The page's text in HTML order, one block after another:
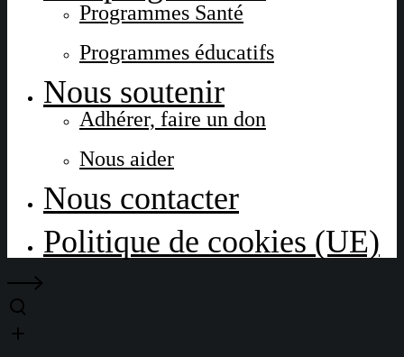
Programmes Santé
Programmes éducatifs
Nous soutenir
Adhérer, faire un don
Nous aider
Nous contacter
Politique de cookies (UE)